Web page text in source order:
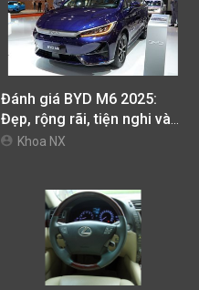
Đánh giá BYD M6 2025:
Đẹp, rộng rãi, tiện nghi và
mạnh mẽ nhưng trạm sạc
Khoa NX